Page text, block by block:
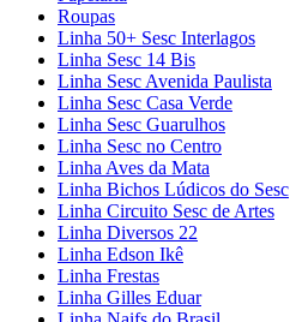
Roupas
Linha 50+ Sesc Interlagos
Linha Sesc 14 Bis
Linha Sesc Avenida Paulista
Linha Sesc Casa Verde
Linha Sesc Guarulhos
Linha Sesc no Centro
Linha Aves da Mata
Linha Bichos Lúdicos do Sesc
Linha Circuito Sesc de Artes
Linha Diversos 22
Linha Edson Ikê
Linha Frestas
Linha Gilles Eduar